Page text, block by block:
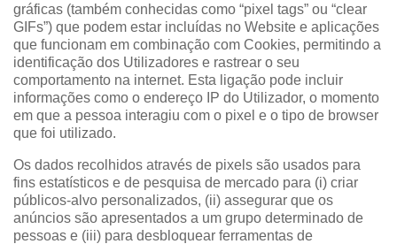
gráficas (também conhecidas como “pixel tags” ou “clear
GIFs”) que podem estar incluídas no Website e aplicações
que funcionam em combinação com Cookies, permitindo a
identificação dos Utilizadores e rastrear o seu
comportamento na internet. Esta ligação pode incluir
informações como o endereço IP do Utilizador, o momento
em que a pessoa interagiu com o pixel e o tipo de browser
que foi utilizado.
Os dados recolhidos através de pixels são usados para
fins estatísticos e de pesquisa de mercado para (i) criar
públicos-alvo personalizados, (ii) assegurar que os
anúncios são apresentados a um grupo determinado de
pessoas e (iii) para desbloquear ferramentas de